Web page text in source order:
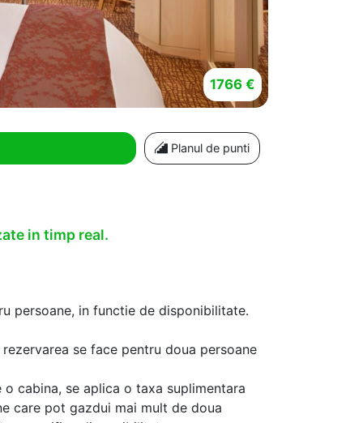
1766 €
Planul de punti
in timp real.
persoane, in functie de disponibilitate.
se face pentru doua persoane
cabina, se aplica o taxa suplimentara
care pot gazdui mai mult de doua